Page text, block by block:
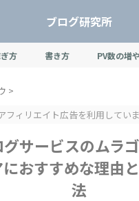
ブログ研究所
方 書き方 PV数の増
>
フィリエイト広告を利用してい
サービスのムラ
おすすめな理由
法